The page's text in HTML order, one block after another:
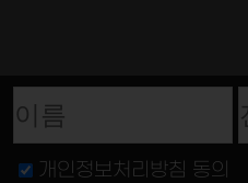
이름
개인정보처리방침 동의